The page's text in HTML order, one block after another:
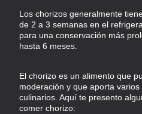
Los chorizos generalmente
de 2 a 3 semanas en el
para una conservación más
hasta 6 meses.
El chorizo es un alimento que
moderación y que aporta
culinarios. Aquí te presento
comer chorizo: